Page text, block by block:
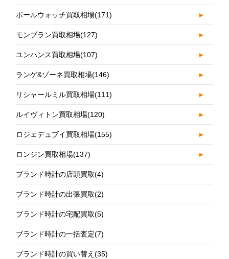
ボールウォッチ買取相場(171) ►
モンブラン買取相場(127) ►
ユンハンス買取相場(107) ►
ランゲ&ゾーネ買取相場(146) ►
リシャールミル買取相場(111) ►
ルイヴィトン買取相場(120) ►
ロジェデュブイ買取相場(155) ►
ロンジン買取相場(137) ►
ブランド時計の店頭買取(4)
ブランド時計の出張買取(2)
ブランド時計の宅配買取(5)
ブランド時計の一括査定(7)
ブランド時計の買い替え(35)